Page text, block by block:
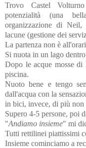
Trovo Castel
potenzialità (una
organizzazione di Neil,
lacune (gestione dei
La partenza non è
Si nuota in un lago
Dopo le acque mosse di
piscina.
Nuoto bene e tengo
dall'acqua con la
in bici, invece, di più non
Supero 4-5 persone, poi
"Andiamo insieme" mi
Tutti rettilinei piattissimi
Insieme cominciamo a